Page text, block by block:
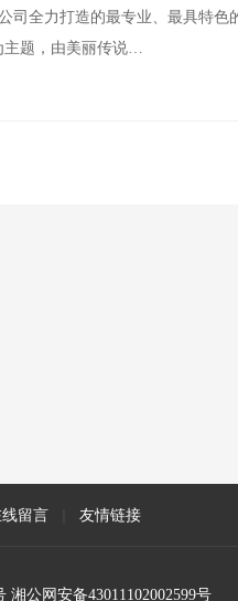
司全力打造的最专业、最具特色
主题，由美丽传说…
留言 友情链接
湘公网安备43011102002599号